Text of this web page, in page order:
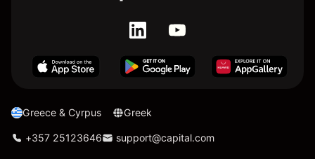
Greece & Cyrpus Greek
+357 25123646 support@capital.com